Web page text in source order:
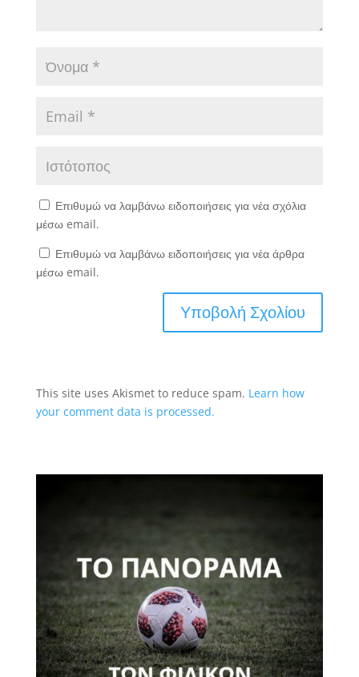
Επιθυμώ να λαμβάνω ειδοποιήσεις για νέα σχόλια
μέσω email.
Επιθυμώ να λαμβάνω ειδοποιήσεις για νέα άρθρα
μέσω email.
This site uses Akismet to reduce spam. Learn how
your comment data is processed.